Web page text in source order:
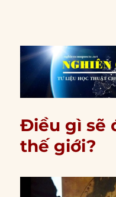
Điều gì sẽ
thế giới?